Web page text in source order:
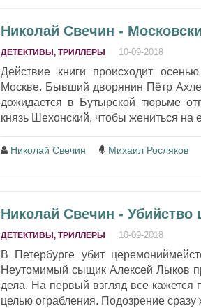
Николай Свечин -
ДЕТЕКТИВЫ, ТРИЛЛЕРЫ 10-09-2018
Действие книги происходит
Москве. Бывший дворянин Пётр
дожидается в Бутырской тюрьме
князь Шехонский, чтобы жениться на
Николай Свечин Михаил Росляков
Николай Свечин - Убийство
ДЕТЕКТИВЫ, ТРИЛЛЕРЫ 10-09-2018
В Петербурге убит
Неутомимый сыщик Алексей Лыков
дела. На первый взгляд все
целью ограбления. Подозрение